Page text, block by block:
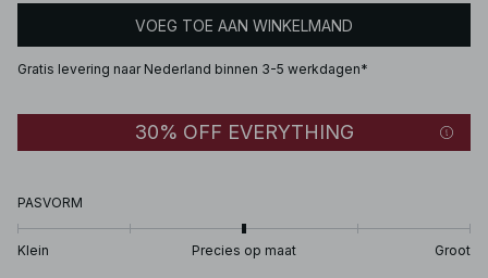
VOEG TOE AAN WINKELMAND
Gratis levering naar Nederland binnen 3-5 werkdagen*
30% OFF EVERYTHING
PASVORM
Klein Precies op maat Groot